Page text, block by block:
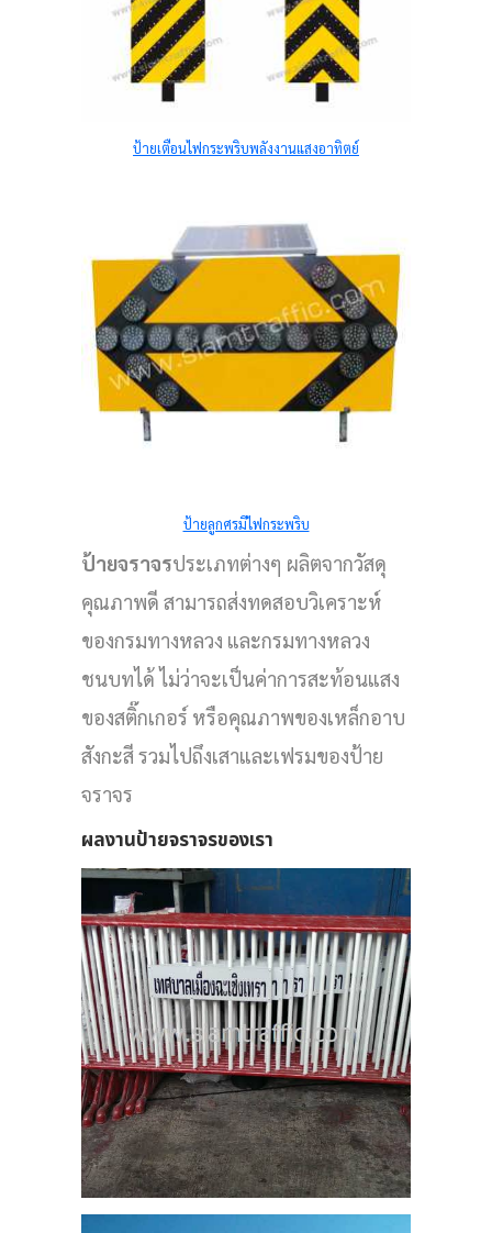
ป้ายเตือนไฟกระพริบพลังงานแสงอาทิตย์
ป้ายลูกศรมีไฟกระพริบ
ป้ายจราจรประเภทต่างๆ ผลิตจากวัสดุ
คุณภาพดี สามารถส่งทดสอบวิเคราะห์
ของกรมทางหลวง และกรมทางหลวง
ชนบทได้ ไม่ว่าจะเป็นค่าการสะท้อนแสง
ของสติ๊กเกอร์ หรือคุณภาพของเหล็กอาบ
สังกะสี รวมไปถึงเสาและเฟรมของป้าย
จราจร
ผลงานป้ายจราจรของเรา